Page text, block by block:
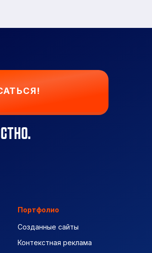
Портфолио
Созданные сайты
Контекстная реклама